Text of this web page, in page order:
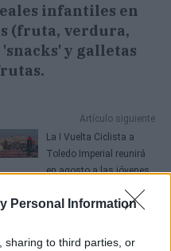
Personal Information
sharing to third parties, or
infantiles en
(fruta, verdura,
y galletas
Artículo siguiente
La I Vuelta Ciclista a
Toledo Imperial reunirá
en agosto a las jóvenes
promesas del pelotón
español